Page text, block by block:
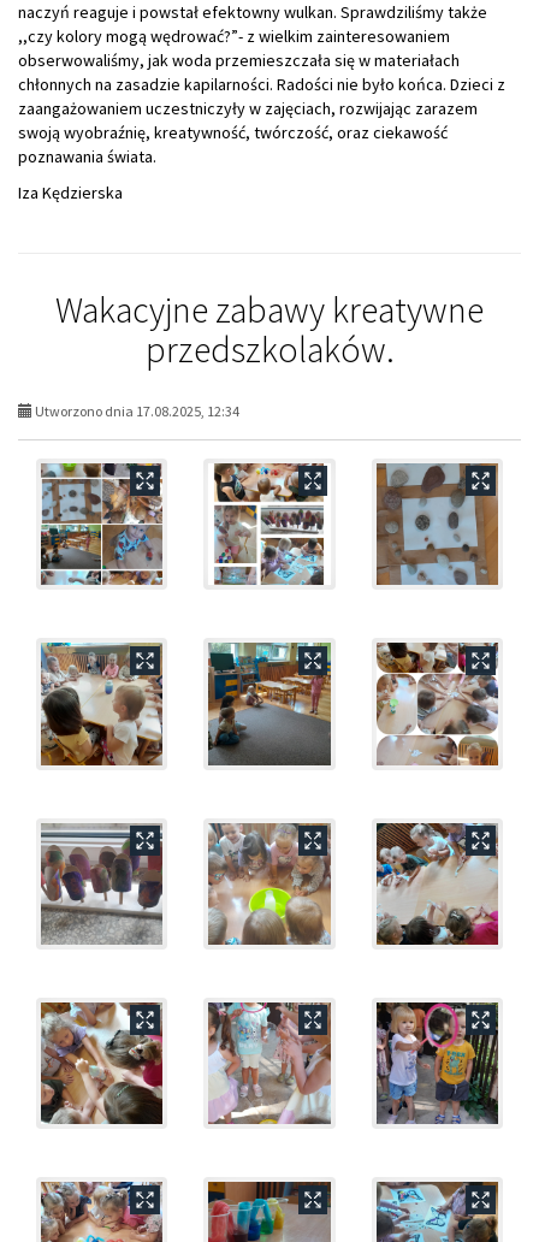
naczyń reaguje i powstał efektowny wulkan. Sprawdziliśmy także
,,czy kolory mogą wędrować?”- z wielkim zainteresowaniem
obserwowaliśmy, jak woda przemieszczała się w materiałach
chłonnych na zasadzie kapilarności. Radości nie było końca. Dzieci z
zaangażowaniem uczestniczyły w zajęciach, rozwijając zarazem
swoją wyobraźnię, kreatywność, twórczość, oraz ciekawość
poznawania świata.
Iza Kędzierska
Wakacyjne zabawy kreatywne
przedszkolaków.
Utworzono dnia 17.08.2025, 12:34